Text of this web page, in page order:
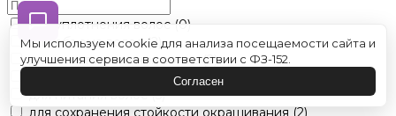
для уплотнения волос (0)
для объема волос(2)
для восстановления волос(2)
для нейтрализации желтизны волос
для питания волос(5)
для сохранения стойкости окрашивания (2)
Мы используем cookie для анализа посещаемости сайта и
улучшения сервиса в соответствии с ФЗ-152.
Согласен